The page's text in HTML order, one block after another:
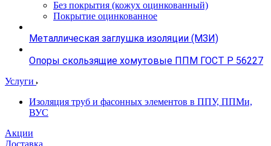
Без покрытия (кожух оцинкованный)
Покрытие оцинкованное
Металлическая заглушка изоляции (МЗИ)
Опоры скользящие хомутовые ППМ ГОСТ Р 56227
Услуги
Изоляция труб и фасонных элементов в ППУ, ППМи,
ВУС
Акции
Доставка